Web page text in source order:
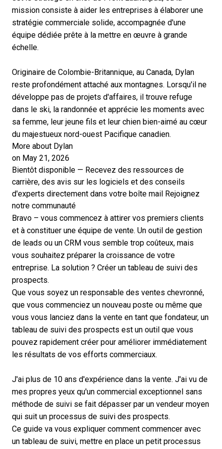
mission consiste à aider les entreprises à élaborer une
stratégie commerciale solide, accompagnée d'une
équipe dédiée prête à la mettre en œuvre à grande
échelle.
Originaire de Colombie-Britannique, au Canada, Dylan
reste profondément attaché aux montagnes. Lorsqu'il ne
développe pas de projets d'affaires, il trouve refuge
dans le ski, la randonnée et apprécie les moments avec
sa femme, leur jeune fils et leur chien bien-aimé au cœur
du majestueux nord-ouest Pacifique canadien.
More about Dylan
on May 21, 2026
Bientôt disponible — Recevez des ressources de
carrière, des avis sur les logiciels et des conseils
d'experts directement dans votre boîte mail
Rejoignez
notre communauté
Bravo – vous commencez à attirer vos premiers clients
et à constituer une équipe de vente. Un outil de gestion
de leads ou un CRM vous semble trop coûteux, mais
vous souhaitez préparer la croissance de votre
entreprise. La solution ? Créer un tableau de suivi des
prospects.
Que vous soyez un responsable des ventes chevronné,
que vous commenciez un nouveau poste ou même que
vous vous lanciez dans la vente en tant que fondateur, un
tableau de suivi des prospects est un outil que vous
pouvez rapidement créer pour améliorer immédiatement
les résultats de vos efforts commerciaux.
J'ai plus de 10 ans d'expérience dans la vente. J'ai vu de
mes propres yeux qu'un commercial exceptionnel sans
méthode de suivi se fait dépasser par un vendeur moyen
qui suit un processus de suivi des prospects.
Ce guide va vous expliquer comment commencer avec
un tableau de suivi, mettre en place un petit processus